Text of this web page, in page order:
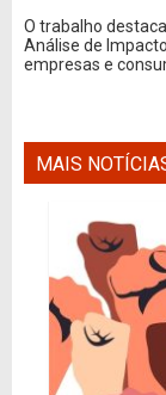
O trabalho
Análise de
empresas e
MAIS